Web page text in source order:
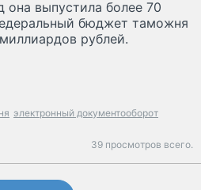
она выпустила более 70
бюджет таможня
рублей.
электронный документооборот
39 просмотров всего.